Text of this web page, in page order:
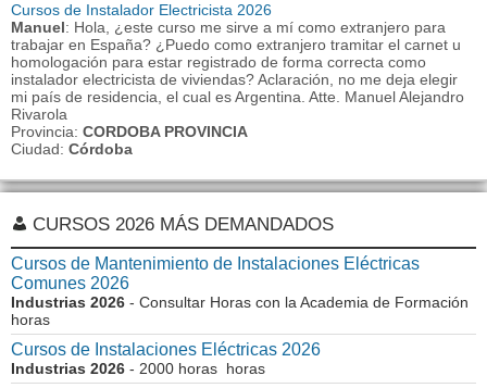
Cursos de Instalador Electricista 2026
Manuel: Hola, ¿este curso me sirve a mí como extranjero para
trabajar en España? ¿Puedo como extranjero tramitar el carnet u
homologación para estar registrado de forma correcta como
instalador electricista de viviendas? Aclaración, no me deja elegir
mi país de residencia, el cual es Argentina. Atte. Manuel Alejandro
Rivarola
Provincia: CORDOBA PROVINCIA
Ciudad: Córdoba
CURSOS 2026 MÁS DEMANDADOS
Cursos de Mantenimiento de Instalaciones Eléctricas
Comunes 2026
Industrias 2026 - Consultar Horas con la Academia de Formación
horas
Cursos de Instalaciones Eléctricas 2026
Industrias 2026 - 2000 horas horas